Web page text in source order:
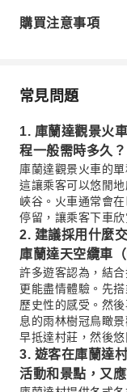
購買注意事項
常見問題
1. 庫蘭達觀景火
程一般需時多久？
庫蘭達觀景火車的
這讓乘客可以悠閒
峽谷。火車通常會
停留，讓乘客下車
2. 建議採用什麼
庫蘭達天空纜車
許多遊客認為，結
更能盡情體驗。先
歷史性的感受。然
息的雨林樹冠鳥瞰
早抵達村莊，然後
3. 遊客在庫蘭達
活動和景點，又